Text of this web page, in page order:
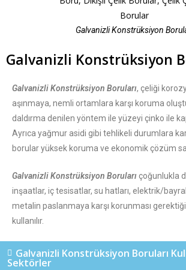
Galvanizli Konstrüksiyon
Galvanizli Konstrüksiyon
Galvanizli Konstrüksiyon Boruları, çeliği
aşınmaya, nemli ortamlara karşı koruma
daldırma denilen yöntem ile yüzeyi çinko ile
Ayrıca yağmur asidi gibi tehlikeli durumlara
borular yüksek koruma ve ekonomik çözüm
Galvanizli Konstrüksiyon Boruları çoğunlukla
inşaatlar, iç tesisatlar, su hatları, elektrik/
metalin paslanmaya karşı korunması
kullanılır.
Galvanizli Konstrüksiyon Boruları
Sektörler